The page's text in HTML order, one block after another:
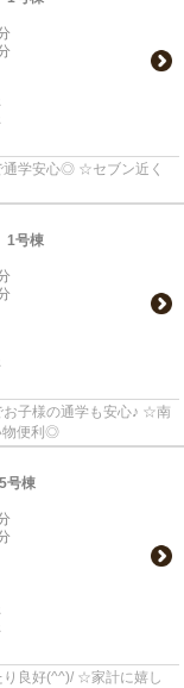
学安心◎ ☆セブン近く
1号棟
子様の通学も安心♪ ☆南
物便利◎
号棟
良好(^^)/ ☆家計に嬉し